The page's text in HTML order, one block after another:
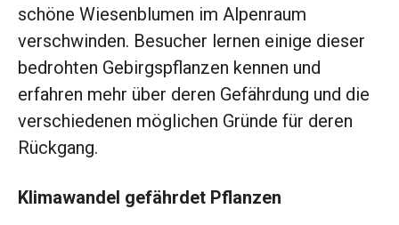
schöne Wiesenblumen im Alpenraum
verschwinden. Besucher lernen einige dieser
bedrohten Gebirgspflanzen kennen und
erfahren mehr über deren Gefährdung und die
verschiedenen möglichen Gründe für deren
Rückgang.
Klimawandel gefährdet Pflanzen